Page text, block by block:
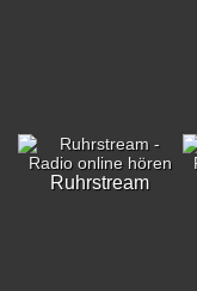
Ruhrstream